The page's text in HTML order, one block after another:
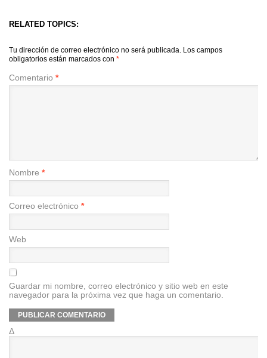
RELATED TOPICS:
Tu dirección de correo electrónico no será publicada. Los campos
obligatorios están marcados con *
Comentario *
Nombre *
Correo electrónico *
Web
Guardar mi nombre, correo electrónico y sitio web en este
navegador para la próxima vez que haga un comentario.
Δ